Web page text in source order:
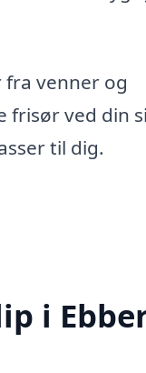
venner og
frisør ved din
til dig.
i